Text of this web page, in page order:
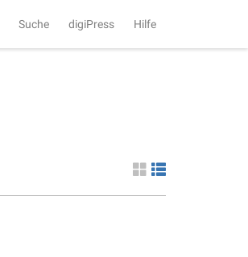
Suche digiPress Hilfe